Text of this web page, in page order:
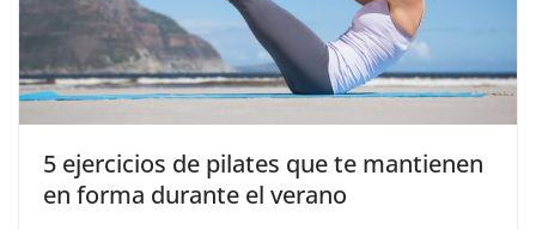
5 ejercicios de pilates que te mantienen
en forma durante el verano